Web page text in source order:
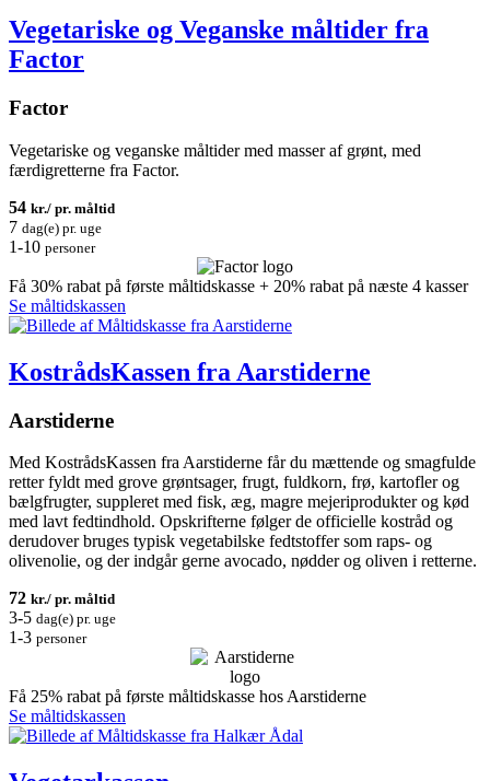
Vegetariske og Veganske måltider fra
Factor
Factor
Vegetariske og veganske måltider med masser af grønt, med
færdigretterne fra Factor.
54 kr./ pr. måltid
7 dag(e) pr. uge
1-10 personer
Få 30% rabat på første måltidskasse + 20% rabat på næste 4 kasser
Se måltidskassen
KostrådsKassen fra Aarstiderne
Aarstiderne
Med KostrådsKassen fra Aarstiderne får du mættende og smagfulde
retter fyldt med grove grøntsager, frugt, fuldkorn, frø, kartofler og
bælgfrugter, suppleret med fisk, æg, magre mejeriprodukter og kød
med lavt fedtindhold. Opskrifterne følger de officielle kostråd og
derudover bruges typisk vegetabilske fedtstoffer som raps- og
olivenolie, og der indgår gerne avocado, nødder og oliven i retterne.
72 kr./ pr. måltid
3-5 dag(e) pr. uge
1-3 personer
Få 25% rabat på første måltidskasse hos Aarstiderne
Se måltidskassen